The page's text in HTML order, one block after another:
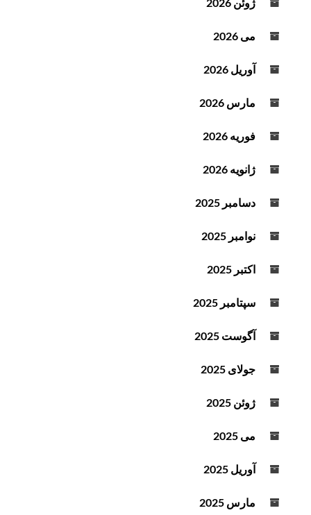
می 2026
آوریل 2026
مارس 2026
فوریه 2026
ژانویه 2026
دسامبر 2025
نوامبر 2025
اکتبر 2025
سپتامبر 2025
آگوست 2025
جولای 2025
ژوئن 2025
می 2025
آوریل 2025
مارس 2025